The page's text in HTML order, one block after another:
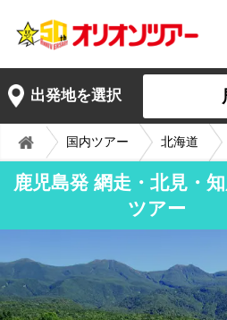
出発地を選択
国内ツアー 北海道
鹿児島発 網走・北見・知
ツアー